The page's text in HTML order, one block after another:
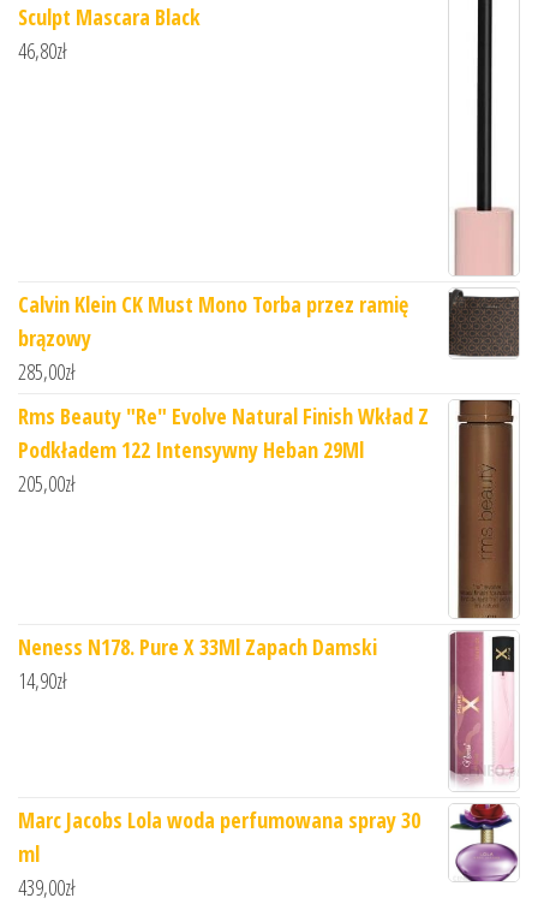
Sculpt Mascara Black
46,80zł
Calvin Klein CK Must Mono Torba przez ramię
brązowy
285,00zł
Rms Beauty "Re" Evolve Natural Finish Wkład Z
Podkładem 122 Intensywny Heban 29Ml
205,00zł
Neness N178. Pure X 33Ml Zapach Damski
14,90zł
Marc Jacobs Lola woda perfumowana spray 30
ml
439,00zł